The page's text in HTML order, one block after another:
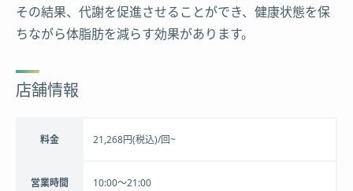
その結果、代謝を促進させることができ、健康状態を保
ちながら体脂肪を減らす効果があります。
店舗情報
料金 21,268円(税込)/回~
営業時間 10:00〜21:00